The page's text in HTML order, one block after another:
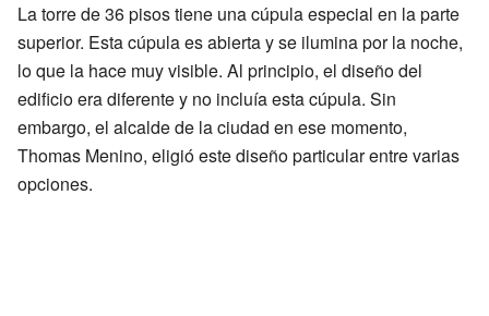
La torre de 36 pisos tiene una cúpula especial en la parte
superior. Esta cúpula es abierta y se ilumina por la noche,
lo que la hace muy visible. Al principio, el diseño del
edificio era diferente y no incluía esta cúpula. Sin
embargo, el alcalde de la ciudad en ese momento,
Thomas Menino, eligió este diseño particular entre varias
opciones.